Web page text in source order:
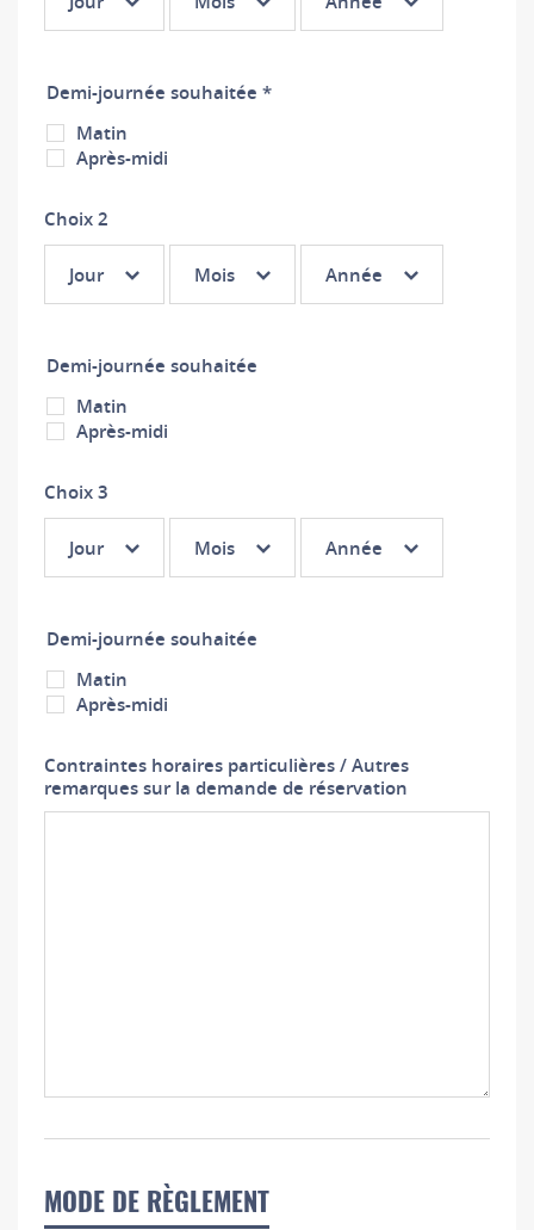
Jour
Mois
Année
Demi-journée souhaitée *
Matin
Après-midi
Choix 2
Jour
Jour
Mois
Mois
Année
Année
Demi-journée souhaitée
Matin
Après-midi
Choix 3
Jour
Jour
Mois
Mois
Année
Année
Demi-journée souhaitée
Matin
Après-midi
Contraintes horaires particulières / Autres
remarques sur la demande de réservation
MODE DE RÈGLEMENT